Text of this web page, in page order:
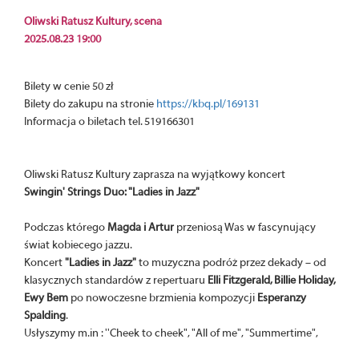
Oliwski Ratusz Kultury, scena
2025.08.23 19:00
Bilety w cenie 50 zł
Bilety do zakupu na stronie https://kbq.pl/169131
Informacja o biletach tel. 519166301
Oliwski Ratusz Kultury zaprasza na wyjątkowy koncert
Swingin' Strings Duo: "Ladies in Jazz"
Podczas któregoMagda i Artur przeniosą Was w fascynujący
świat kobiecego jazzu.
Koncert"Ladies in Jazz"to muzyczna podróż przez dekady – od
klasycznych standardów z repertuaru Elli Fitzgerald, Billie Holiday,
Ewy Bem po nowoczesne brzmienia kompozycji Esperanzy
Spalding.
Usłyszymy m.in : ''Cheek to cheek", "All of me", "Summertime",